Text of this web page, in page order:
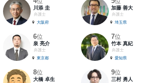
川添 圭
弁護士
大阪府
加藤 善大
弁護士
埼玉県
6位
泉 亮介
弁護士
東京都
7位
竹本 真紀
弁護士
愛知県
8位
大橋 卓生
9位
三村 勇人